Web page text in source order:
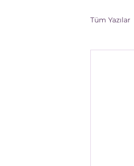
Tüm Yazılar
Fetal
kadın